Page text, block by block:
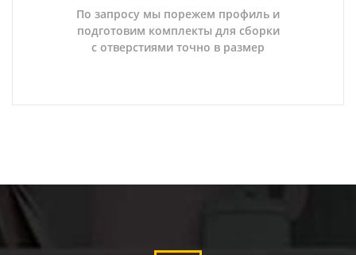
По запросу мы порежем профиль и
подготовим комплекты для сборки
с отверстиями точно в размер